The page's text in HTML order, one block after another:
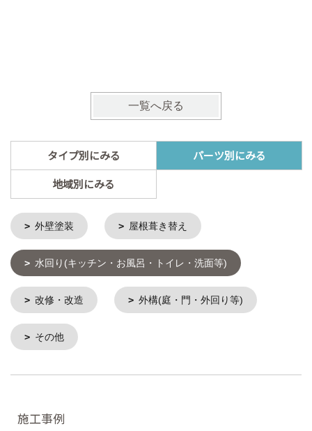
一覧へ戻る
タイプ別にみる
パーツ別にみる
地域別にみる
外壁塗装 屋根葺き替え
水回り(キッチン・お風呂・トイレ・洗面等)
改修・改造 外構(庭・門・外回り等)
その他
施工事例